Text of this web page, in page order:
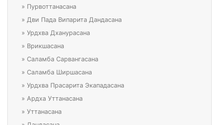
» Пурвоттанасана
» Дви Пада Випарита Дандасана
» Урдхва Дханурасана
» Врикшасана
» Саламба Сарвангасана
» Саламба Ширшасана
» Урдхва Прасарита Экападасана
» Ардха Уттанасана
» Уттанасана